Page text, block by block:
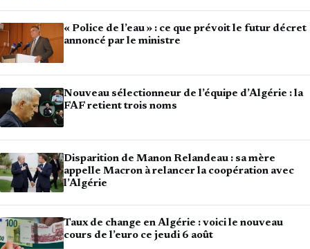
« Police de l’eau » : ce que prévoit le futur décret
annoncé par le ministre
Nouveau sélectionneur de l’équipe d’Algérie : la
FAF retient trois noms
Disparition de Manon Relandeau : sa mère
appelle Macron à relancer la coopération avec
l’Algérie
Taux de change en Algérie : voici le nouveau
cours de l’euro ce jeudi 6 août